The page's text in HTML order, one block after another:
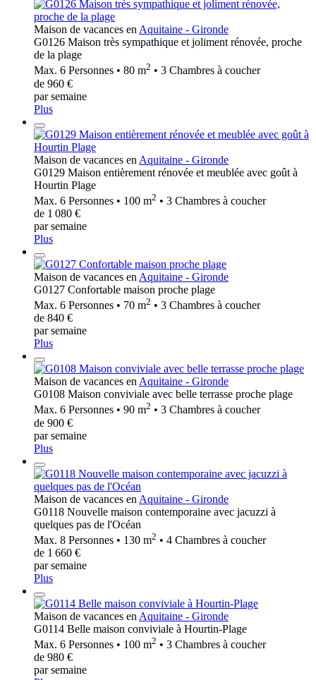
Maison de vacances enAquitaine - Gironde
G0126 Maison très sympathique et joliment rénovée, proche
de la plage
Max. 6 Personnes • 80 m2 • 3 Chambres à coucher
de 960 €
par semaine
Plus
Maison de vacances en Aquitaine - Gironde
G0129 Maison entièrement rénovée et meublée avec goût à
Hourtin Plage
Max. 6 Personnes • 100 m2 • 3 Chambres à coucher
de 1 080 €
par semaine
Plus
Maison de vacances en Aquitaine - Gironde
G0127 Confortable maison proche plage
Max. 6 Personnes • 70 m2 • 3 Chambres à coucher
de 840 €
par semaine
Plus
Maison de vacances enAquitaine - Gironde
G0108 Maison conviviale avec belle terrasse proche plage
Max. 6 Personnes • 90 m2 • 3 Chambres à coucher
de 900 €
par semaine
Plus
Maison de vacances en Aquitaine - Gironde
G0118 Nouvelle maison contemporaine avec jacuzzi à
quelques pas de l'Océan
Max. 8 Personnes • 130 m2 • 4 Chambres à coucher
de 1 660 €
par semaine
Plus
Maison de vacances en Aquitaine - Gironde
G0114 Belle maison conviviale à Hourtin-Plage
Max. 6 Personnes • 100 m2 • 3 Chambres à coucher
de 980 €
par semaine